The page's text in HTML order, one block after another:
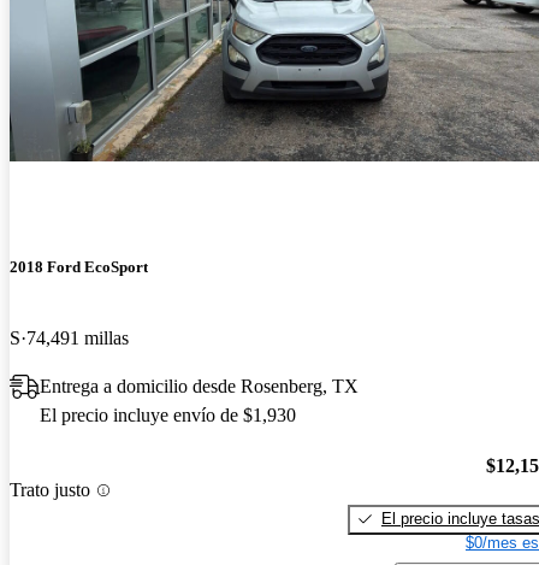
2018 Ford EcoSport
S 74,491 millas
Entrega a domicilio desde Rosenberg, TX
El precio incluye envío de $1,930
Trato justo
El precio incluye tasas
$0/mes